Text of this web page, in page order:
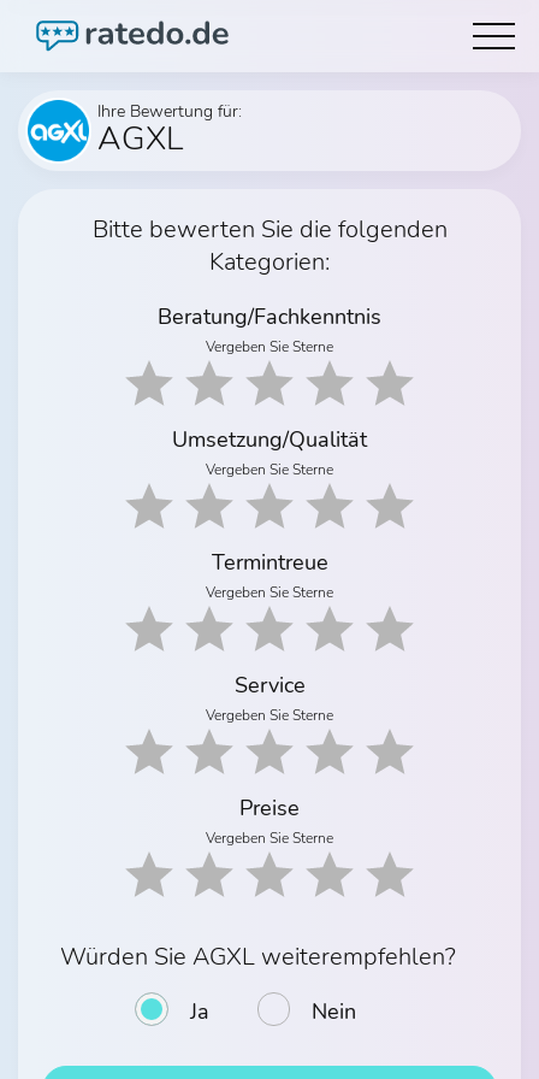
Ihre Bewertung für:
AGXL
Bitte bewerten Sie die folgenden
Kategorien:
Beratung/Fachkenntnis
Vergeben Sie Sterne
Umsetzung/Qualität
Vergeben Sie Sterne
Termintreue
Vergeben Sie Sterne
Service
Vergeben Sie Sterne
Preise
Vergeben Sie Sterne
Würden Sie AGXL weiterempfehlen?
Ja Nein